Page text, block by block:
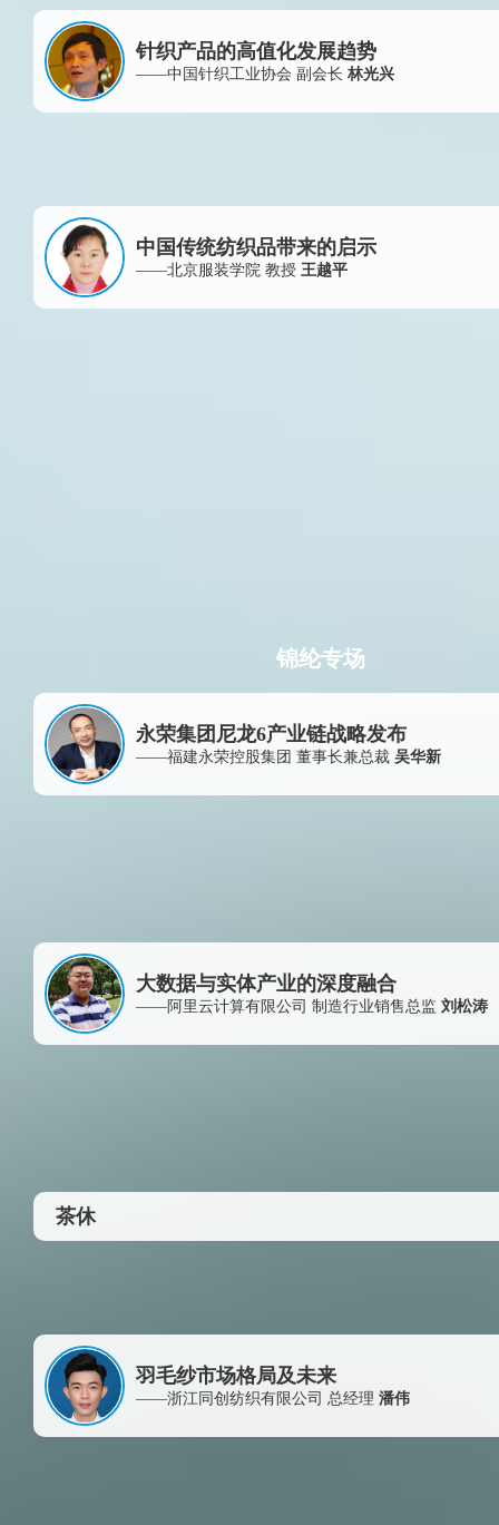
针织产品的高值化发展趋势
——中国针织工业协会 副会长 林光兴
中国传统纺织品带来的启示
——北京服装学院 教授 王越平
锦纶专场
永荣集团尼龙6产业链战略发布
——福建永荣控股集团 董事长兼总裁 吴华新
大数据与实体产业的深度融合
——阿里云计算有限公司 制造行业销售总监 刘松涛
茶休
羽毛纱市场格局及未来
——浙江同创纺织有限公司 总经理 潘伟